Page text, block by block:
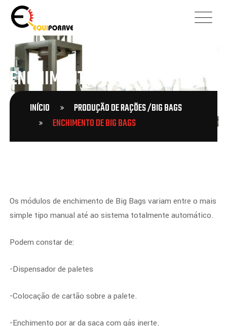
ENCHIMENTO
INÍCIO
PRODUÇÃO DE RAÇÕES /BIG BAGS
ENCHIMENTO DE BIG BAGS
Os módulos de enchimento de Big Bags variam entre o mais
simple tipo manual até ao sistema totalmente automático.
Podem constar de:
-Dispensador de paletes
-Colocação de cartão sobre a palete.
-Enchimento por ar da saca com gás inerte.